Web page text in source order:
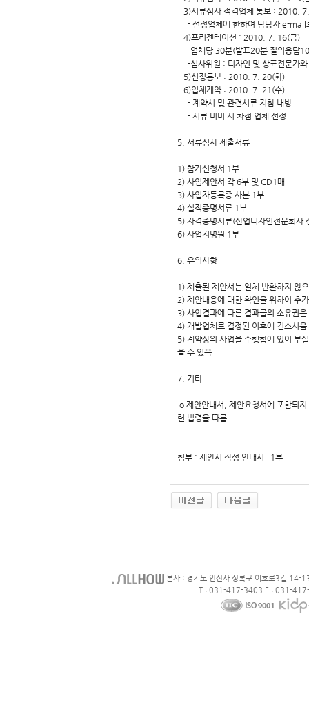
3)서류심사 적격업체 통보 : 2010.
- 선정업체에 한하여 담당자 e-mail
4)프리젠테이션 : 2010. 7. 16(금)
-업체당 30분(발표20분 질의응답
-심사위원 : 디자인 및 상표전문가와
5)선정통보 : 2010. 7. 20(화)
6)업체계약 : 2010. 7. 21(수)
- 계약서 및 관련서류 지참 내방
- 서류 미비 시 차점 업체 선정
5. 서류심사 제출서류
1) 참가신청서 1부
2) 사업제안서 각 6부 및 CD1매
3) 사업자등록증 사본 1부
4) 실적증명서류 1부
5) 자격증명서류(산업디자인전문회사
6) 사업지명원 1부
6. 유의사항
1) 제출된 제안서는 일체 반환하지 않
2) 제안내용에 대한 확인을 위하여 추
3) 사업결과에 따른 결과물의 소유권
4) 개발업체로 결정된 이후에 컨소시
5) 계약상의 사업을 수행함에 있어 부
을 수 있음
7. 기타
o 제안안내서, 제안요청서에 포함되지
련 법령을 따름
첨부 : 제안서 작성 안내서 1부
본사 : 경기도 안산사 상록구 이호로3길 14-
T : 031-417-3403 F : 031-